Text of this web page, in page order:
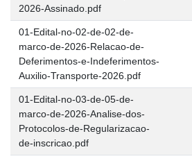
2026-Assinado.pdf
01-Edital-no-02-de-02-de-
marco-de-2026-Relacao-de-
Deferimentos-e-Indeferimentos-
Auxilio-Transporte-2026.pdf
01-Edital-no-03-de-05-de-
marco-de-2026-Analise-dos-
Protocolos-de-Regularizacao-
de-inscricao.pdf